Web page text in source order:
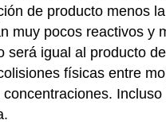
de producto menos
muy pocos reactivos y
igual al producto
físicas entre